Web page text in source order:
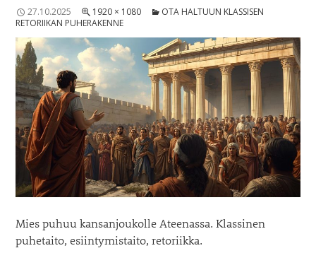
27.10.2025 1920 × 1080
OTA HALTUUN KLASSISEN
RETORIIKAN PUHERAKENNE
Mies puhuu kansanjoukolle Ateenassa. Klassinen
puhetaito, esiintymistaito, retoriikka.